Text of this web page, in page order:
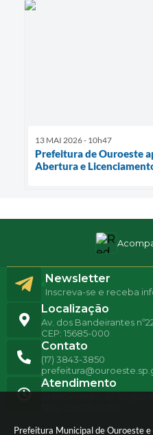
Prefeitura Municipal de Ouroeste e
13 MAI 2026 - 10h47
Prefeitura de Ouroeste
Abertura e
Localização
Av. dos Bandeirantes
CEP: 15685-000
Contato
(17) 3843-3850
Atendimento
Newsletter
Inscreva-se e receba